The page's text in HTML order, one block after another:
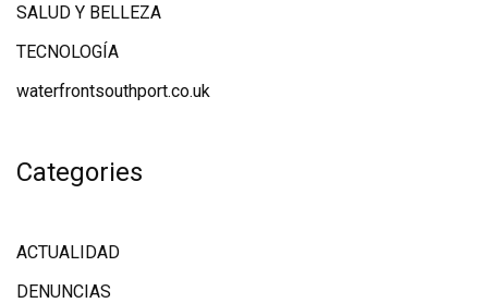
SALUD Y BELLEZA
TECNOLOGÍA
waterfrontsouthport.co.uk
Categories
ACTUALIDAD
DENUNCIAS